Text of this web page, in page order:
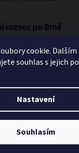
cookie.
souhlas s jejich
Nastavení
Souhlasím
rozvoz po Brně
doručení do 180
nás na Instagramu
Brumla.com. Všechna